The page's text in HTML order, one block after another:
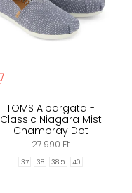
TOMS Alpargata -
Classic Niagara Mist
Chambray Dot
27.990 Ft
37 38 38.5 40